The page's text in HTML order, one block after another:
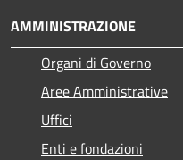
AMMINISTRAZIONE
Organi di Governo
Aree Amministrative
Uffici
Enti e fondazioni